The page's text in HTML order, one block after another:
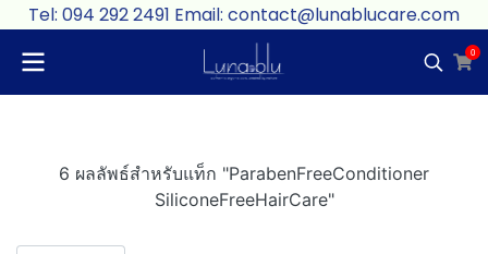
Tel: 094 292 2491 Email: contact@lunablucare.com
0
6 ผลลัพธ์สำหรับแท็ก "ParabenFreeConditioner
SiliconeFreeHairCare"